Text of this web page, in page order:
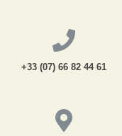
+33 (07) 66 82 44 61